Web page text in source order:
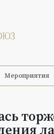
Мероприятия